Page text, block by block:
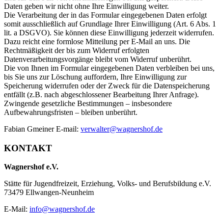
Daten geben wir nicht ohne Ihre Einwilligung weiter.
Die Verarbeitung der in das Formular eingegebenen Daten erfolgt
somit ausschließlich auf Grundlage Ihrer Einwilligung (Art. 6 Abs. 1
lit. a DSGVO). Sie können diese Einwilligung jederzeit widerrufen.
Dazu reicht eine formlose Mitteilung per E-Mail an uns. Die
Rechtmäßigkeit der bis zum Widerruf erfolgten
Datenverarbeitungsvorgänge bleibt vom Widerruf unberührt.
Die von Ihnen im Formular eingegebenen Daten verbleiben bei uns,
bis Sie uns zur Löschung auffordern, Ihre Einwilligung zur
Speicherung widerrufen oder der Zweck für die Datenspeicherung
entfällt (z.B. nach abgeschlossener Bearbeitung Ihrer Anfrage).
Zwingende gesetzliche Bestimmungen – insbesondere
Aufbewahrungsfristen – bleiben unberührt.
Fabian Gmeiner E-mail: verwalter@wagnershof.de
KONTAKT
Wagnershof e.V.
Stätte für Jugendfreizeit, Erziehung, Volks- und Berufsbildung e.V.
73479 Ellwangen-Neunheim
E-Mail: info@wagnershof.de